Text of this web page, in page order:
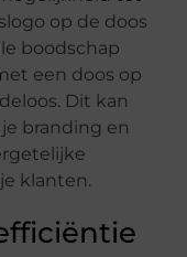
op de doos
boodschap
een doos op
Dit kan
branding en
klanten.